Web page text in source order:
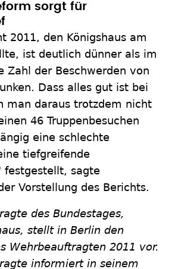
sorgt für
2011, den Königshaus am
ist deutlich dünner als im
Zahl der Beschwerden von
Dass alles gut ist bei
man daraus trotzdem nicht
46 Truppenbesuchen
eine schlechte
tiefgreifende
festgestellt, sagte
Vorstellung des Berichts.
des Bundestages,
stellt in Berlin den
Wehrbeauftragten 2011 vor.
informiert in seinem